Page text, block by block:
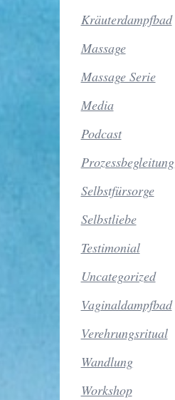
Kräuterdampfbad
Massage
Massage Serie
Media
Podcast
Prozessbegleitung
Selbstfürsorge
Selbstliebe
Testimonial
Uncategorized
Vaginaldampfbad
Verehrungsritual
Wandlung
Workshop